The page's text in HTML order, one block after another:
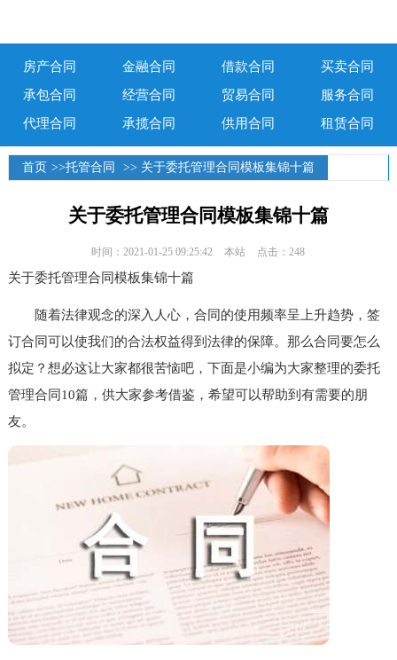
房产合同 金融合同 借款合同
买卖合同
承包合同
经营合同 贸易合同
服务合同
代理合同
承揽合同 供用合同 租赁合同
首页 >>托管合同 >> 关于委托管理合同模板集锦十篇
关于委托管理合同模板集锦十篇
时间：2021-01-25 09:25:42 本站 点击：248
关于委托管理合同模板集锦十篇
随着法律观念的深入人心，合同的使用频率呈上升趋势，签
订合同可以使我们的合法权益得到法律的保障。那么合同要怎么
拟定？想必这让大家都很苦恼吧，下面是小编为大家整理的委托
管理合同10篇，供大家参考借鉴，希望可以帮助到有需要的朋
友。